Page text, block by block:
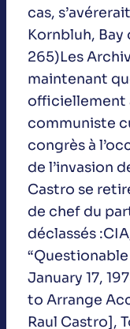
cas,
Kornbluh, Bay
265)Les
maintenant
officiellement
communiste
congrès à
de l’invasion
Castro se
de chef du
déclassés
January 17,
to Arrange
Raul Castro],